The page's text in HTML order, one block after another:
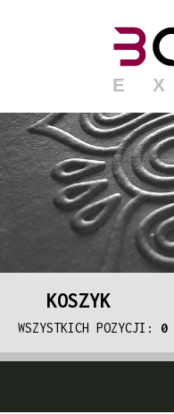
KOSZYK
WSZYSTKICH POZYCJI: 0